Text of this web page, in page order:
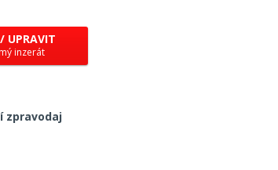
UPRAVIT
inzerát
zpravodaj